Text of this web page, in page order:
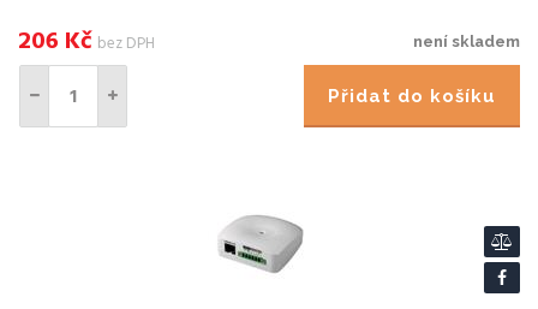
není skladem
206 Kč bez DPH
Přidat do košíku